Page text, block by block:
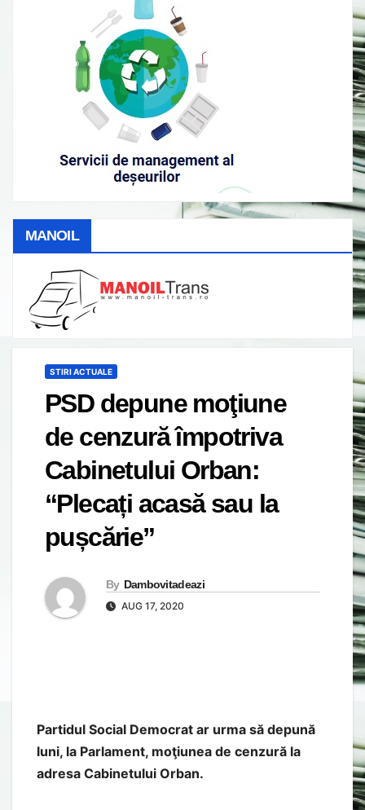
MANOIL
STIRI ACTUALE
PSD depune moţiune
de cenzură împotriva
Cabinetului Orban:
“Plecați acasă sau la
pușcărie”
By Dambovitadeazi
AUG 17, 2020
Partidul Social Democrat ar urma să depună
luni, la Parlament, moţiunea de cenzură la
adresa Cabinetului Orban.